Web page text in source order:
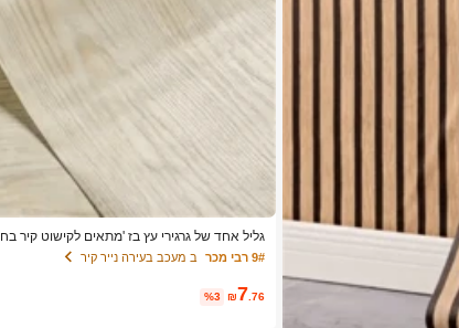
גליל אחד של גרגירי עץ בז 'מתאים לקישוט קיר
וץ קלף לוחות קיר, נייר קיר, טפטים, פריטי
9# רבי מכר ב מעכב בעירה נייר קיר
₪7 .76
%3